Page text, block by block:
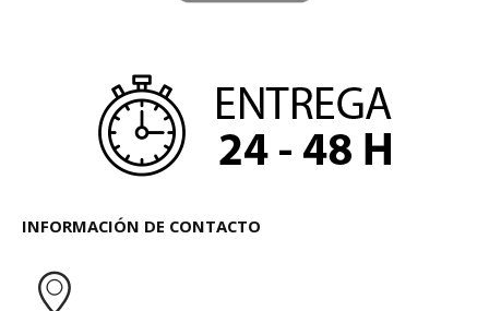
INFORMACIÓN DE CONTACTO